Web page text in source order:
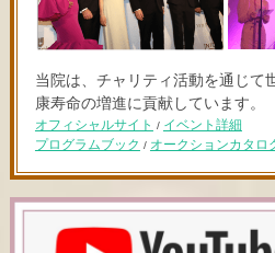
当院は、チャリティ活動を通じて
康寿命の増進に貢献しています。
オフィシャルサイト / イベント詳細
プログラムブック / オークションカタロ